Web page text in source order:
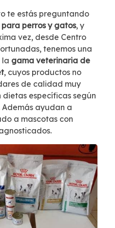
te estás preguntando
para perros y gatos, y
vez, desde Centro
tenemos una
la gama veterinaria de
, cuyos productos no
de calidad muy
dietas específicas según
ayudan a
a mascotas con